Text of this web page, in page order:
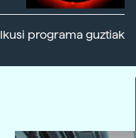
Ikusi programa guztiak